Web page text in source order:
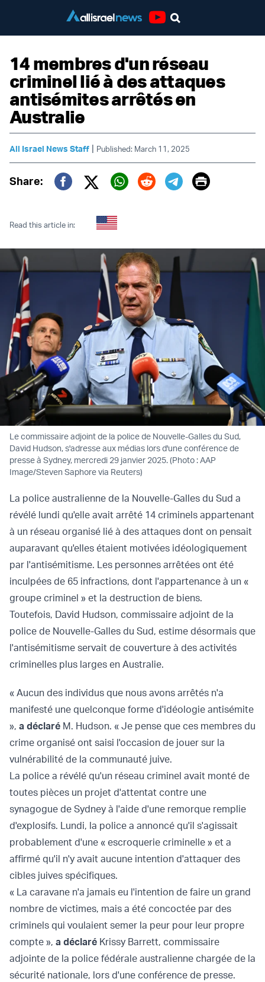
14 membres d'un réseau
criminel lié à des attaques
antisémites arrêtés en
Australie
All Israel News Staff | Published: March 11, 2025
Share:
Twitter (X)
Print
Read this article in:
Le commissaire adjoint de la police de Nouvelle-Galles du Sud,
David Hudson, s'adresse aux médias lors d'une conférence de
presse à Sydney, mercredi 29 janvier 2025. (Photo : AAP
Image/Steven Saphore via Reuters)
La police australienne de la Nouvelle-Galles du Sud a
révélé lundi qu'elle avait arrêté 14 criminels appartenant
à un réseau organisé lié à des attaques dont on pensait
auparavant qu'elles étaient motivées idéologiquement
par l'antisémitisme. Les personnes arrêtées ont été
inculpées de 65 infractions, dont l'appartenance à un «
groupe criminel » et la destruction de biens.
Toutefois, David Hudson, commissaire adjoint de la
police de Nouvelle-Galles du Sud, estime désormais que
l'antisémitisme servait de couverture à des activités
criminelles plus larges en Australie.
« Aucun des individus que nous avons arrêtés n'a
manifesté une quelconque forme d'idéologie antisémite
», a déclaré M. Hudson. « Je pense que ces membres du
crime organisé ont saisi l'occasion de jouer sur la
vulnérabilité de la communauté juive.
La police a révélé qu'un réseau criminel avait monté de
toutes pièces un projet d'attentat contre une
synagogue de Sydney à l'aide d'une remorque remplie
d'explosifs. Lundi, la police a annoncé qu'il s'agissait
probablement d'une « escroquerie criminelle » et a
affirmé qu'il n'y avait aucune intention d'attaquer des
cibles juives spécifiques.
« La caravane n'a jamais eu l'intention de faire un grand
nombre de victimes, mais a été concoctée par des
criminels qui voulaient semer la peur pour leur propre
compte », a déclaré Krissy Barrett, commissaire
adjointe de la police fédérale australienne chargée de la
sécurité nationale, lors d'une conférence de presse.